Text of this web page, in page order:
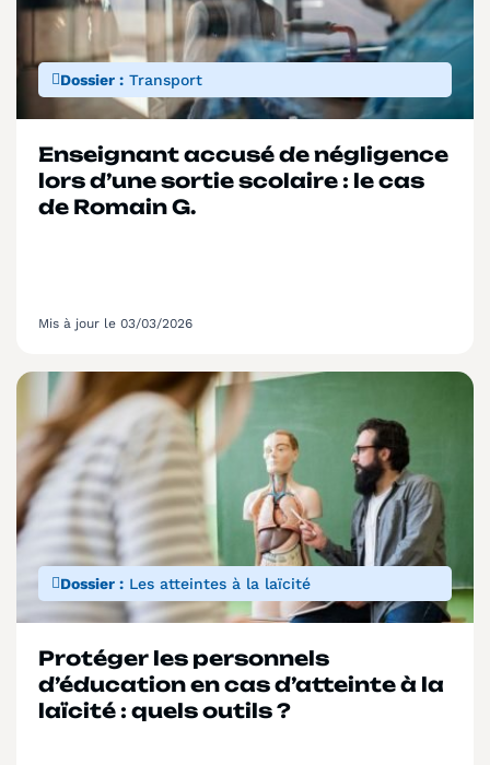
Dossier : Transport
Enseignant accusé de négligence
lors d’une sortie scolaire : le cas
de Romain G.
Mis à jour le 03/03/2026
Dossier : Les atteintes à la laïcité
Protéger les personnels
d’éducation en cas d’atteinte à la
laïcité : quels outils ?